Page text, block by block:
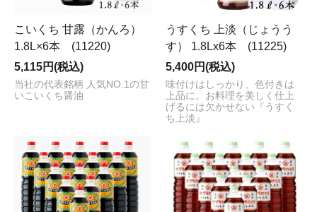
こいくち 甘露（かんろ）
1.8L×6本 (11220)
5,115円(税込)
当社の代表銘柄 人気NO.1の甘
いこいくち醤油
うすくち 上淡（じょうう
す） 1.8Lx6本 (11225)
5,400円(税込)
味付けはしっかり、色付きは
上品に。お料理を美しく仕上
げるには欠かせない『うすく
ち上淡』